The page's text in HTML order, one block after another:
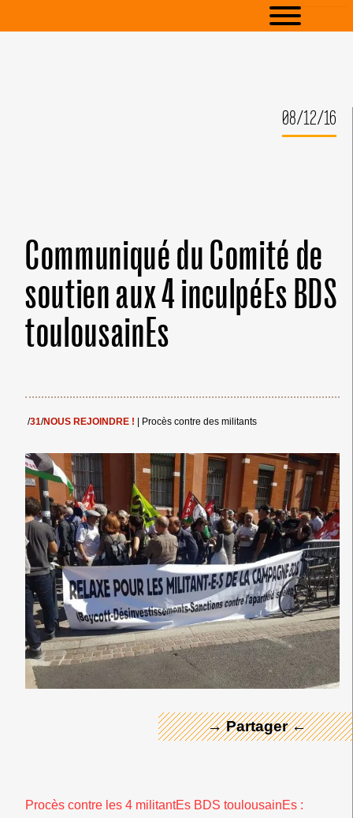
08/12/16
Communiqué du Comité de
soutien aux 4 inculpéEs BDS
toulousainEs
/31/NOUS REJOINDRE ! Procès contre des militants
→ Partager ←
← Merci ! →
Procès contre les 4 militantEs BDS toulousainEs :